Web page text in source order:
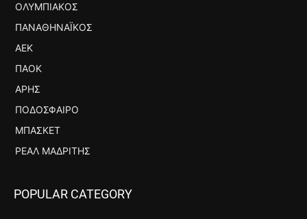
ΟΛΥΜΠΙΑΚΌΣ
ΠΑΝΑΘΗΝΑΪΚΌΣ
ΑΕΚ
ΠΑΟΚ
ΆΡΗΣ
ΠΟΔΌΣΦΑΙΡΟ
ΜΠΆΣΚΕΤ
ΡΕΆΛ ΜΑΔΡΊΤΗΣ
POPULAR CATEGORY